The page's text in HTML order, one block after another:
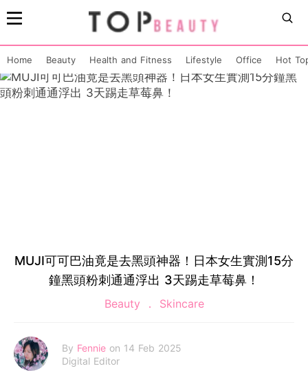
Home Beauty Health and Fitness Lifestyle Office Hot
MUJI可可巴油竟是去黑頭神器！日本女生實測15分
鐘黑頭粉刺通通浮出 3天踢走草莓鼻！
Beauty Skincare
By Fennie on 14 Feb 2025
Digital Editor